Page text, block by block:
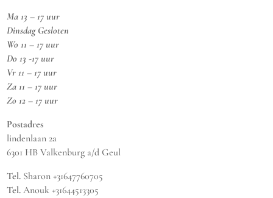
Ma 13 – 17 uur
Dinsdag Gesloten
Wo 11 – 17 uur
Do 13 -17 uur
Vr 11 – 17 uur
Za 11 – 17 uur
Zo 12 – 17 uur
Postadres
lindenlaan 2a
6301 HB Valkenburg a/d Geul
Tel. Sharon +31647760705
Tel. Anouk +31644513305